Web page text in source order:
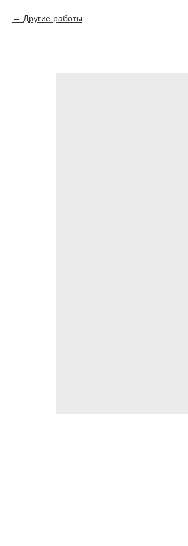
Другие работы